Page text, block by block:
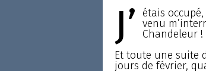
J’ étais
venu
Chandeleur !
Et toute une suite
jours de février,